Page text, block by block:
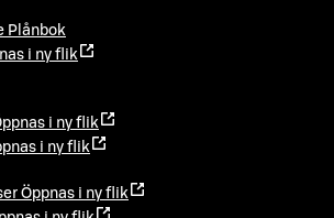
Plånbok
i ny flik
i ny flik
i ny flik
Öppnas i ny flik